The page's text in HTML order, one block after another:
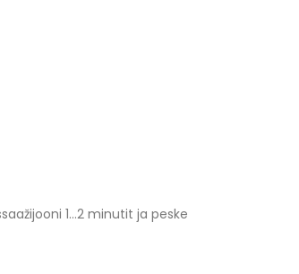
1…2 minutit ja peske